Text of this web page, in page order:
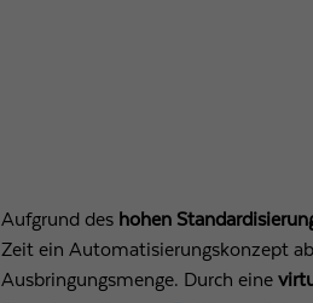
Aufgrund des hohen
Zeit ein Automatisierungskonzept
Ausbringungsmenge. Durch eine